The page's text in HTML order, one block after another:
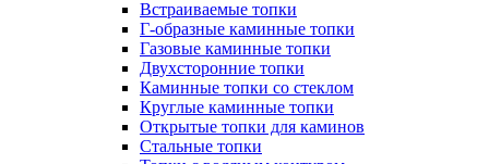
Встраиваемые топки
Г-образные каминные топки
Газовые каминные топки
Двухсторонние топки
Каминные топки со стеклом
Круглые каминные топки
Открытые топки для каминов
Стальные топки